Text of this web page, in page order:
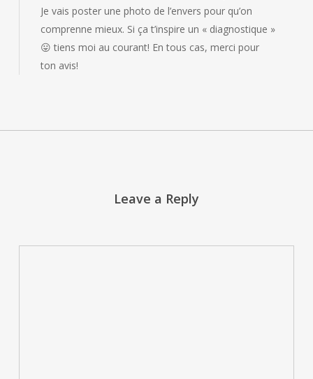
Je vais poster une photo de l’envers pour qu’on
comprenne mieux. Si ça t’inspire un « diagnostique »
😛 tiens moi au courant! En tous cas, merci pour
ton avis!
Leave a Reply